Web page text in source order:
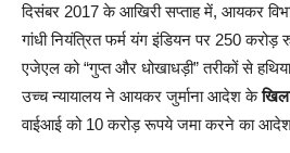
दिसंबर 2017 के आखिरी सप्ताह में, आयकर
गांधी नियंत्रित फर्म यंग इंडियन पर 250 करोड़
एजेएल को “गुप्त और धोखाधड़ी” तरीकों से
उच्च न्यायालय ने आयकर जुर्माना आदेश के
वाईआई को 10 करोड़ रूपये जमा करने का आदेश